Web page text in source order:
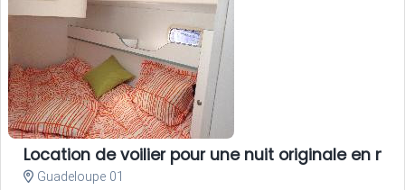
Location de voilier pour une nuit originale en
Guadeloupe 01